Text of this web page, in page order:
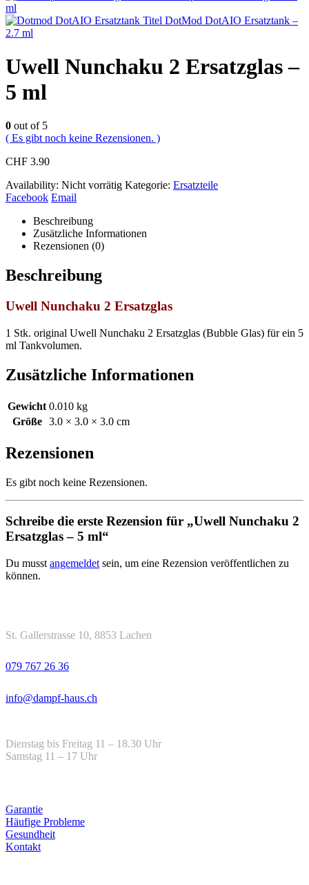
ml
DotMod DotAIO Ersatztank –
2.7 ml
Uwell Nunchaku 2 Ersatzglas –
5 ml
0 out of 5
( Es gibt noch keine Rezensionen. )
CHF 3.90
Availability: Nicht vorrätig Kategorie: Ersatzteile
Facebook Email
Beschreibung
Zusätzliche Informationen
Rezensionen (0)
Beschreibung
Uwell Nunchaku 2 Ersatzglas
1 Stk. original Uwell Nunchaku 2 Ersatzglas (Bubble Glas) für ein 5
ml Tankvolumen.
Zusätzliche Informationen
Gewicht 0.010 kg
Größe
3.0 × 3.0 × 3.0 cm
Rezensionen
Es gibt noch keine Rezensionen.
Schreibe die erste Rezension für „Uwell Nunchaku 2
Ersatzglas – 5 ml“
Du musst angemeldet sein, um eine Rezension veröffentlichen zu
können.
St. Gallerstrasse 10, 8853 Lachen
079 767 26 36
info@dampf-haus.ch
Dienstag bis Freitag 11 – 18.30 Uhr
Samstag 11 – 17 Uhr
Garantie
Häufige Probleme
Gesundheit
Kontakt